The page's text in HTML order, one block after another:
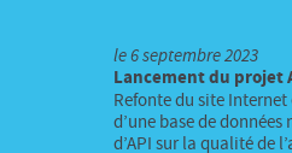
le6 septembre 2023
Lancement du projet
Refonte du site
d’une base de
d’API sur la qualité de